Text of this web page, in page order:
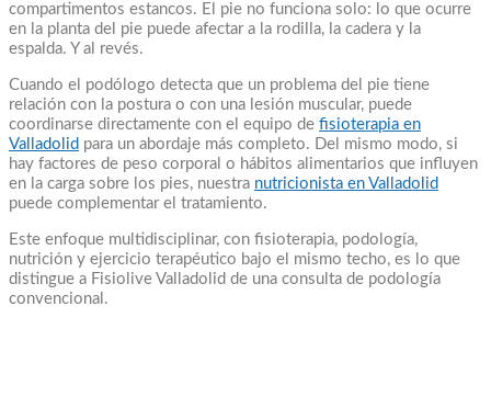
compartimentos estancos. El pie no funciona solo: lo que ocurre
en la planta del pie puede afectar a la rodilla, la cadera y la
espalda. Y al revés.
Cuando el podólogo detecta que un problema del pie tiene
relación con la postura o con una lesión muscular, puede
coordinarse directamente con el equipo de fisioterapia en
Valladolid para un abordaje más completo. Del mismo modo, si
hay factores de peso corporal o hábitos alimentarios que influyen
en la carga sobre los pies, nuestra nutricionista en Valladolid
puede complementar el tratamiento.
Este enfoque multidisciplinar, con fisioterapia, podología,
nutrición y ejercicio terapéutico bajo el mismo techo, es lo que
distingue a Fisiolive Valladolid de una consulta de podología
convencional.